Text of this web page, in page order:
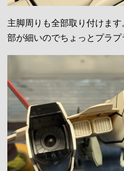
主脚周りも全部取り付けま
部が細いのでちょっとプラ